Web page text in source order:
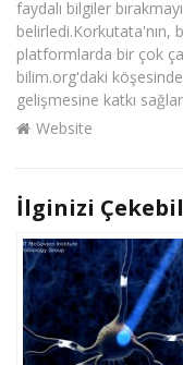
faydalı bilgiler
belirledi.Korkutata'nın,
platformlarda bir çok
bilim.org'daki
gelişmesine katkı
Website
İlginizi